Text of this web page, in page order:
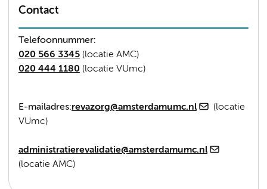
Contact
Telefoonnummer:
020 566 3345 (locatie AMC)
020 444 1180 (locatie VUmc)
E-mailadres:revazorg@amsterdamumc.nl
(locatie
VUmc)
administratierevalidatie@amsterdamumc.nl
(locatie AMC)